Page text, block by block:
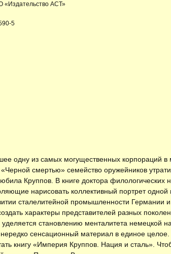
«Издательство АСТ»
5
одну из самых могущественных корпораций в
смертью» семейство оружейников
Круппов. В книге доктора
нарисовать коллективный портрет
сталелитейной промышленности Германии
характеры представителей разных
становлению менталитета немецкой
сенсационный материал в единое целое.
книгу «Империя Круппов. Нация и сталь» .